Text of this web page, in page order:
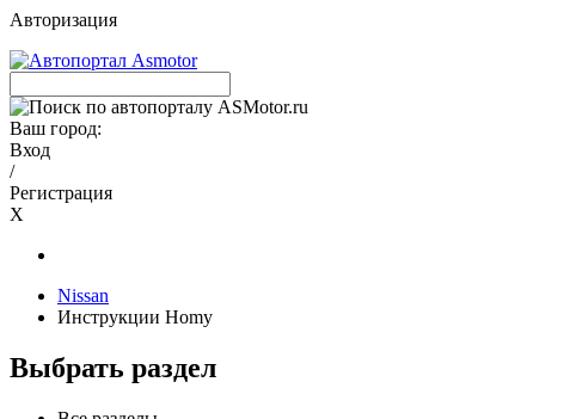
Авторизация
Ваш город:
Вход
/
Регистрация
X
Nissan
Инструкции Homy
Выбрать раздел